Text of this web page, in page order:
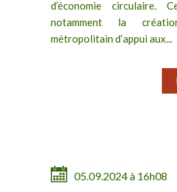
d’économie circulaire.
notamment la
métropolitain d’appui aux...
05.09.2024 à 16h08